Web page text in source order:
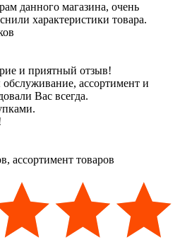
данного магазина, очень
характеристики товара.
и приятный отзыв!
ассортимент и
Вас всегда.
ассортимент товаров